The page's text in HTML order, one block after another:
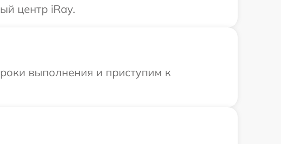
центр iRay.
выполнения и приступим к